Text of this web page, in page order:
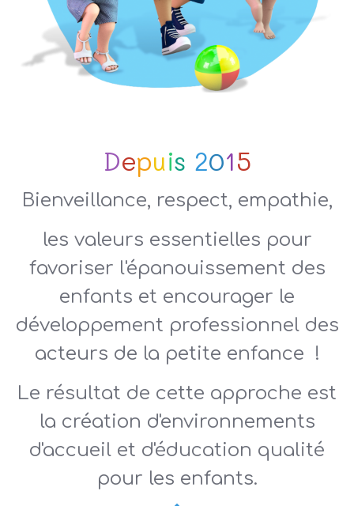
Depuis 2015
Bienveillance, respect, empathie,
les valeurs essentielles pour
favoriser l'épanouissement des
enfants et encourager le
développement professionnel des
acteurs de la petite enfance !
Le résultat de cette approche est
la création d'environnements
d'accueil et d'éducation qualité
pour les enfants.